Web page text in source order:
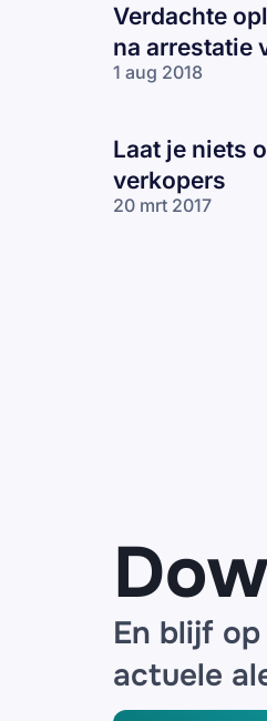
Verdachte
na arrestatie
1 aug 2018
Laat je niets
verkopers
20 mrt 2017
En blijf
actuele